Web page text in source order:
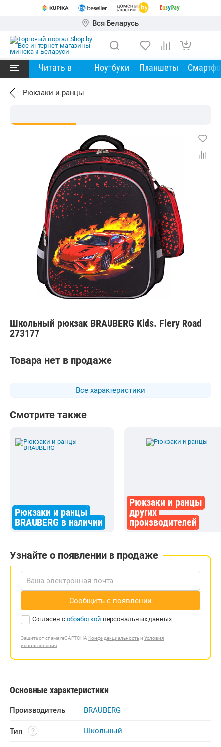
Вся Беларусь
Читать в Ноутбуки Планшеты
Рюкзаки и ранцы
Школьный рюкзак BRAUBERG Kids. Fiery Road
273177
Все характеристики
Товара нет в продаже
Смотрите также
Рюкзаки и ранцы
BRAUBERG в наличии
Рюкзаки и ранцы
других
производителей
Узнайте о появлении в продаже
Сообщить о появлении
Согласен с обработкой персональных данных
Защита от спама reCAPTCHA Конфиденциальностьи Условия
использования
Основные характеристики
Производитель BRAUBERG
Тип Школьный